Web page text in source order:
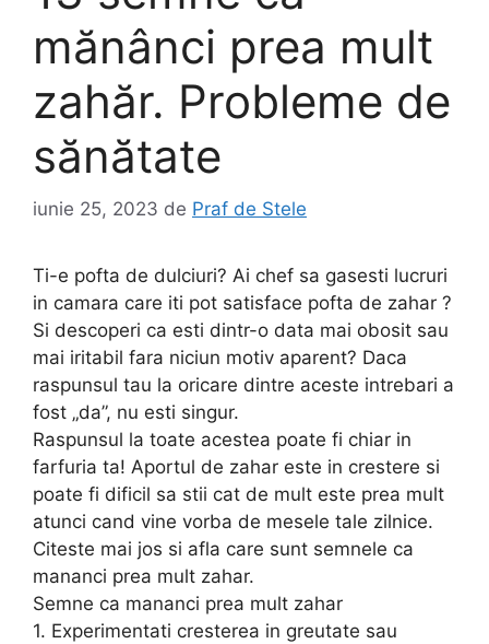
mănânci prea mult
zahăr. Probleme de
sănătate
iunie 25, 2023 de Praf de Stele
Ti-e pofta de dulciuri? Ai chef sa gasesti lucruri
in camara care iti pot satisface pofta de zahar ?
Si descoperi ca esti dintr-o data mai obosit sau
mai iritabil fara niciun motiv aparent? Daca
raspunsul tau la oricare dintre aceste intrebari a
fost „da”, nu esti singur.
Raspunsul la toate acestea poate fi chiar in
farfuria ta! Aportul de zahar este in crestere si
poate fi dificil sa stii cat de mult este prea mult
atunci cand vine vorba de mesele tale zilnice.
Citeste mai jos si afla care sunt semnele ca
mananci prea mult zahar.
Semne ca mananci prea mult zahar
1. Experimentati cresterea in greutate sau